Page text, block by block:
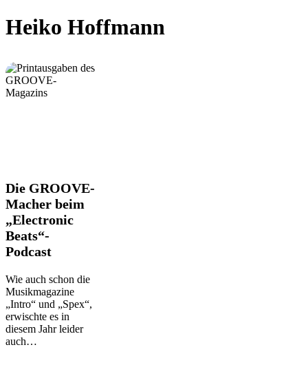
Heiko Hoffmann
Die
GROOVE-
Macher
beim
„Electronic
Beats“-
Podcast
Die GROOVE-
Macher beim
„Electronic
Beats“-
Podcast
Wie auch schon die
Musikmagazine
„Intro“ und „Spex“,
erwischte es in
diesem Jahr leider
auch…